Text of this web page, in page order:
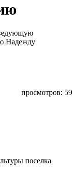
Надежду
просмотров: 59
поселка